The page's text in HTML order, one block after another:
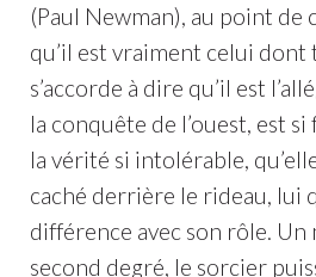
(Paul Newman), au point
qu’il est vraiment celui
s’accorde à dire qu’il est
la conquête de l’ouest, est
la vérité si intolérable,
caché derrière le rideau, lui
différence avec son rôle. Un
second degré, le sorcier